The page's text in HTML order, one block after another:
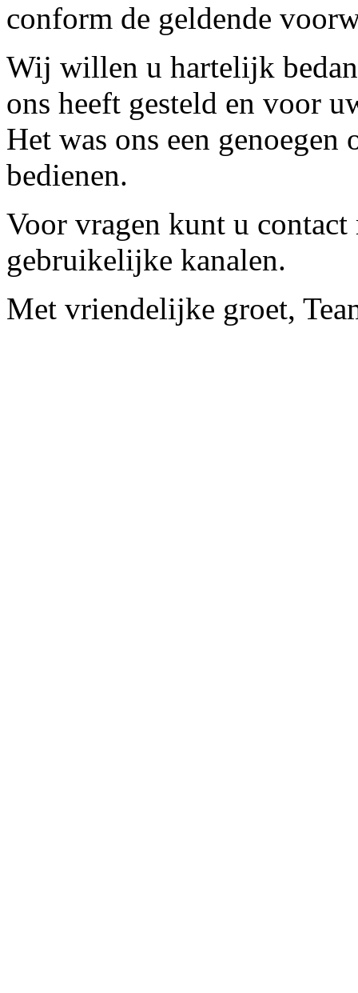
conform de geldende
Wij willen u hartelijk
ons heeft gesteld en voor
Het was ons een
bedienen.
Voor vragen kunt u contact
gebruikelijke kanalen.
Met vriendelijke groet,